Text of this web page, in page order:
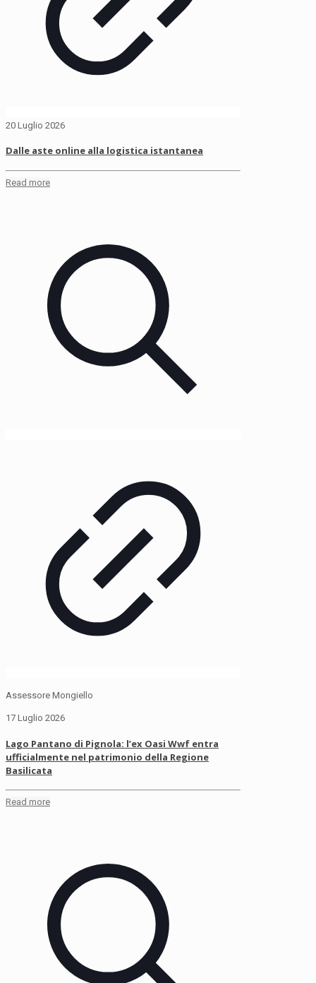
20 Luglio 2026
Dalle aste online alla logistica istantanea
Read more
Assessore Mongiello
17 Luglio 2026
Lago Pantano di Pignola: l’ex Oasi Wwf entra
ufficialmente nel patrimonio della Regione
Basilicata
Read more